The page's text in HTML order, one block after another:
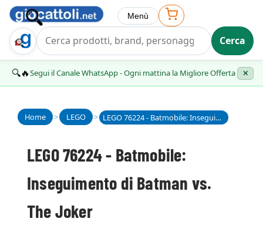
Trova Regalo Cerca
Menù
🔍🔥Segui il Canale WhatsApp - Ogni mattina la Migliore Offerta ✕
Home > LEGO > LEGO 76224 - Batmobile: Inseguimento di Batman vs. The Joker
LEGO 76224 - Batmobile:
Inseguimento di Batman vs.
The Joker